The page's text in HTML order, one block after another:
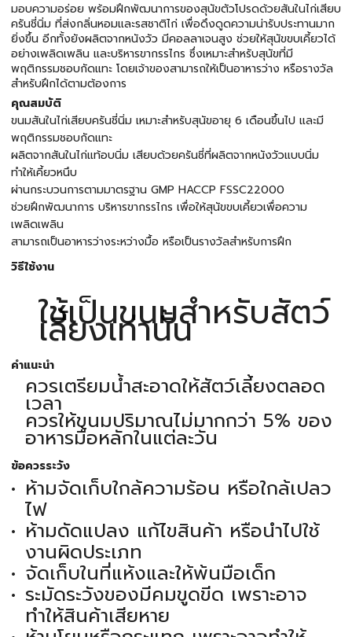
มอบความอร่อย พร้อมฝึกพัฒนาการของสุนัขตัวโปรดด้วยสันในไก่เสียบ
ครันชี่นิ่ม ที่ส่งกลิ่นหอมและรสชาติไก่ เพื่อดึงดูดความน่ารับประทานมาก
ยิ่งขึ้น อีกทั้งยังผลิตจากหนังวัว มีคอลลาเจนสูง ช่วยให้สุนัขขบเคี้ยวได้
อย่างเพลิดเพลิน และบริหารขากรรไกร ซึ่งเหมาะสำหรับสุนัขที่มี
พฤติกรรมชอบกัดแทะ โดยเจ้าของสามารถให้เป็นอาหารว่าง หรือรางวัล
สำหรับฝึกได้ตามต้องการ
คุณสมบัติ
ขนมสันในไก่เสียบครันชี่นิ่ม เหมาะสำหรับสุนัขอายุ 6 เดือนขึ้นไป และมี
พฤติกรรมชอบกัดแทะ
ผลิตจากสันในไก่แท้อบนิ่ม เสียบด้วยครันชี่ที่ผลิตจากหนังวัวแบบนิ่ม
ทำให้เคี้ยวหนึบ
ผ่านกระบวนการตามมาตรฐาน GMP HACCP FSSC22000
ช่วยฝึกพัฒนาการ บริหารขากรรไกร เพื่อให้สุนัขขบเคี้ยวเพื่อความ
เพลิดเพลิน
สามารถเป็นอาหารว่างระหว่างมื้อ หรือเป็นรางวัลสำหรับการฝึก
วิธีใช้งาน
ใช้เป็นขนมสำหรับสัตว์
เลี้ยงเท่านั้น
คำแนะนำ
ควรเตรียมน้ำสะอาดให้สัตว์เลี้ยงตลอด
เวลา
ควรให้ขนมปริมาณไม่มากกว่า 5% ของ
อาหารมื้อหลักในแต่ละวัน
ข้อควรระวัง
ห้ามจัดเก็บใกล้ความร้อน หรือใกล้เปลว
ไฟ
ห้ามดัดแปลง แก้ไขสินค้า หรือนำไปใช้
งานผิดประเภท
จัดเก็บในที่แห้งและให้พ้นมือเด็ก
ระมัดระวังของมีคมขูดขีด เพราะอาจ
ทำให้สินค้าเสียหาย